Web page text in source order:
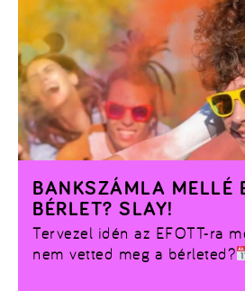
Tervezel idén az EFOTT-ra
nem vetted meg a bérleted?
BANKSZÁMLA MELLÉ
BÉRLET? SLAY!